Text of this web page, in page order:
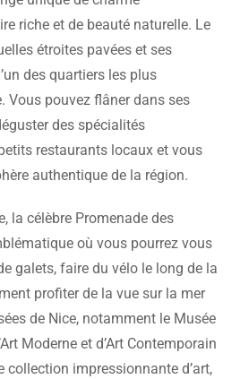
riche et de beauté naturelle. Le
étroites pavées et ses
des quartiers les plus
Vous pouvez flâner dans ses
des spécialités
restaurants locaux et vous
authentique de la région.
la célèbre Promenade des
où vous pourrez vous
galets, faire du vélo le long de la
profiter de la vue sur la mer
de Nice, notamment le Musée
Moderne et d’Art Contemporain
collection impressionnante d’art,